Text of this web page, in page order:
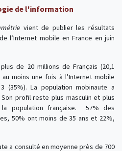
de l'information
vient de publier les résultats
l’Internet mobile en France en juin
de 20 millions de Français (20,1
moins une fois à l’Internet mobile
(35%). La population mobinaute a
profil reste plus masculin et plus
la population française. 57% des
50% ont moins de 35 ans et 22%,
a consulté en moyenne près de 700